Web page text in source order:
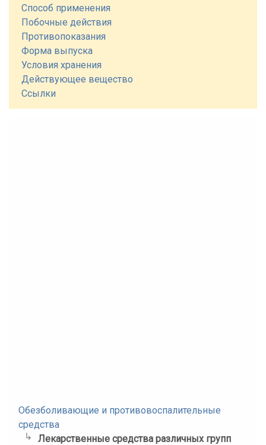
Способ применения
Побочные действия
Противопоказания
Форма выпуска
Условия хранения
Действующее вещество
Ссылки
Обезболивающие и противовоспалительные
средства
Лекарственные средства различных групп